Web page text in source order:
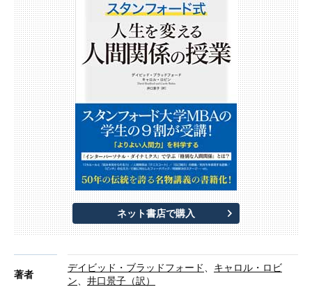
ネット書店で購入
著者
デイビッド・ブラッドフォード
キャロル・ロビ
ン
井口景子（訳）